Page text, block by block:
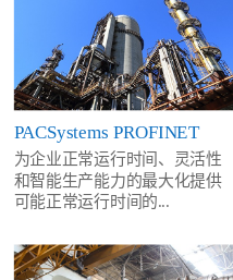
PACSystems PROFINET
为企业正常运行时间、灵活性
和智能生产能力的最大化提供
可能正常运行时间的...